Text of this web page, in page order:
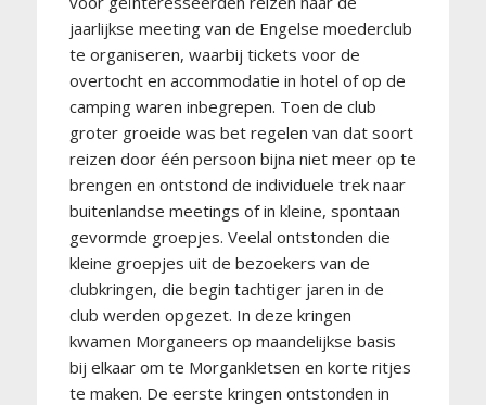
jaarlijkse meeting van de Engelse moederclub
te organiseren, waarbij tickets voor de
overtocht en accommodatie in hotel of op de
camping waren inbegrepen. Toen de club
groter groeide was bet regelen van dat soort
reizen door één persoon bijna niet meer op te
brengen en ontstond de individuele trek naar
buitenlandse meetings of in kleine, spontaan
gevormde groepjes. Veelal ontstonden die
kleine groepjes uit de bezoekers van de
clubkringen, die begin tachtiger jaren in de
club werden opgezet. In deze kringen
kwamen Morganeers op maandelijkse basis
bij elkaar om te Morgankletsen en korte ritjes
te maken. De eerste kringen ontstonden in